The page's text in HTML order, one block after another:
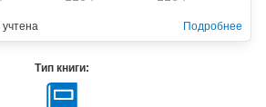
учтена Подробнее
Тип книги: